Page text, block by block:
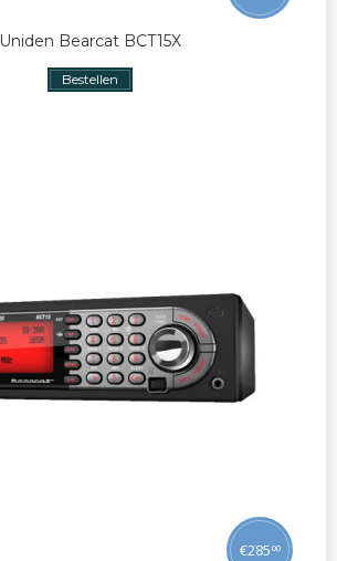
Uniden Bearcat BCT15X
Bestellen
€285 00